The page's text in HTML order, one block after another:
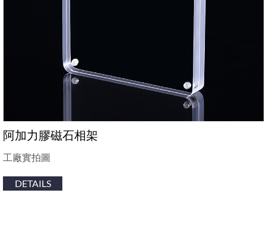
阿加力膠磁石相架
工廠實拍圖
DETAILS